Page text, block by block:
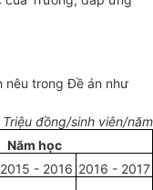
nêu trong Đề án như
đồng/sinh viên/năm
Năm học
2015 - 2016 2016 - 2017